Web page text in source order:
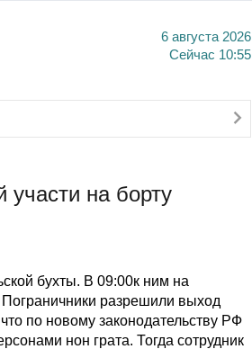
6 августа 2026
Сейчас 10:55
участи на борту
бухты. В 09:00к ним на
разрешили выход
по новому законодательству РФ
нон грата. Тогда сотрудник